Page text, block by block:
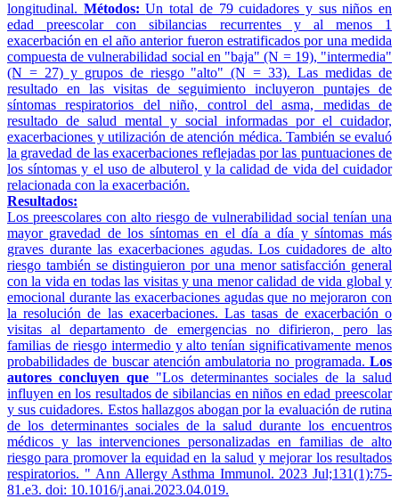
longitudinal. Métodos:Un total de 79 cuidadores y sus niños en
edad preescolar con sibilancias recurrentes y al menos 1
exacerbación en el año anterior fueron estratificados por una medida
compuesta de vulnerabilidad social en "baja" (N = 19), "intermedia"
(N = 27) y grupos de riesgo "alto" (N = 33). Las medidas de
resultado en las visitas de seguimiento incluyeron puntajes de
síntomas respiratorios del niño, control del asma, medidas de
resultado de salud mental y social informadas por el cuidador,
exacerbaciones y utilización de atención médica. También se evaluó
la gravedad de las exacerbaciones reflejadas por las puntuaciones de
los síntomas y el uso de albuterol y la calidad de vida del cuidador
relacionada con la exacerbación.
Resultados:
Los preescolares con alto riesgo de vulnerabilidad social tenían una
mayor gravedad de los síntomas en el día a día y síntomas más
graves durante las exacerbaciones agudas. Los cuidadores de alto
riesgo también se distinguieron por una menor satisfacción general
con la vida en todas las visitas y una menor calidad de vida global y
emocional durante las exacerbaciones agudas que no mejoraron con
la resolución de las exacerbaciones. Las tasas de exacerbación o
visitas al departamento de emergencias no difirieron, pero las
familias de riesgo intermedio y alto tenían significativamente menos
probabilidades de buscar atención ambulatoria no programada. Los
autores concluyen que"Los determinantes sociales de la salud
influyen en los resultados de sibilancias en niños en edad preescolar
y sus cuidadores. Estos hallazgos abogan por la evaluación de rutina
de los determinantes sociales de la salud durante los encuentros
médicos y las intervenciones personalizadas en familias de alto
riesgo para promover la equidad en la salud y mejorar los resultados
respiratorios. " Ann Allergy Asthma Immunol. 2023 Jul;131(1):75-
81.e3. doi: 10.1016/j.anai.2023.04.019.